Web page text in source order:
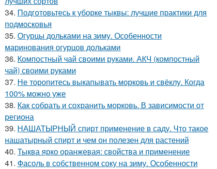
34. Подготовьтесь к уборке тыквы: лучшие практики для
подмосковья
35. Огурцы дольками на зиму. Особенности
маринования огурцов дольками
36. Компостный чай своими руками. АКЧ (компостный
чай) своими руками
37. Не торопитесь выкапывать морковь и свёклу. Когда
100% можно уже
38. Как собрать и сохранить морковь. В зависимости от
региона
39. НАШАТЫРНЫЙ спирт применение в саду. Что такое
нашатырный спирт и чем он полезен для растений
40. Тыква ярко оранжевая: свойства и применение
41. Фасоль в собственном соку на зиму. Особенности